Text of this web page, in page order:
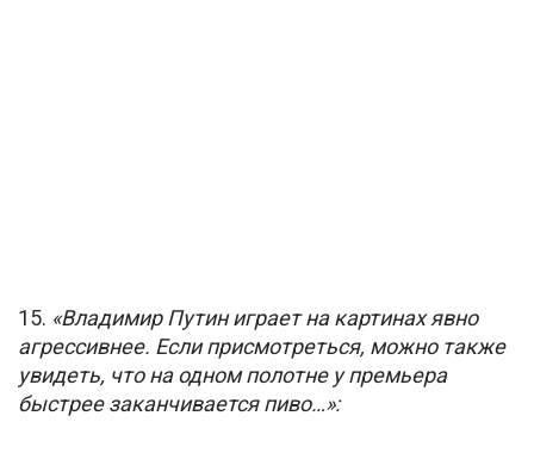
15. «Владимир Путин играет на картинах явно
агрессивнее. Если присмотреться, можно также
увидеть, что на одном полотне у премьера
быстрее заканчивается пиво…»: